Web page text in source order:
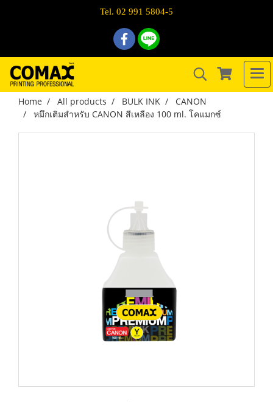
Tel. 02 991 5804-5
Home All products BULK INK
CANON
หมึกเติมสำหรับ CANON สีเหลือง 100 ml. โคแมกซ์